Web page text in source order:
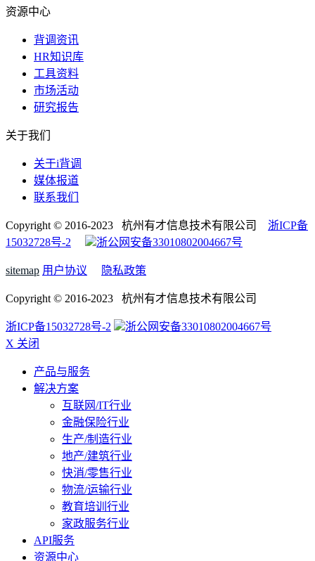
资源中心
背调资讯
HR知识库
工具资料
市场活动
研究报告
关于我们
关于i背调
媒体报道
联系我们
Copyright © 2016-2023 杭州有才信息技术有限公司 浙ICP备
15032728号-2
浙公网安备33010802004667号
sitemap 用户协议 隐私政策
Copyright © 2016-2023 杭州有才信息技术有限公司
浙ICP备15032728号-2
浙公网安备33010802004667号
X 关闭
产品与服务
解决方案
互联网/IT行业
金融保险行业
生产/制造行业
地产/建筑行业
快消/零售行业
物流/运输行业
教育培训行业
家政服务行业
API服务
资源中心